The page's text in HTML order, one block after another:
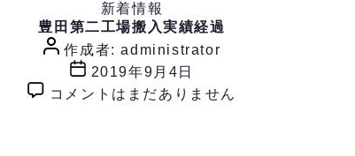
事業案内 CSRの取組
2019年9月
カ
テ
ゴ
リ
ー
新着情報
豊田第二工場搬入実績経過
投
者
作成者:administrator
投
稿
日
2019年9月4日
豊
コメントはまだありません